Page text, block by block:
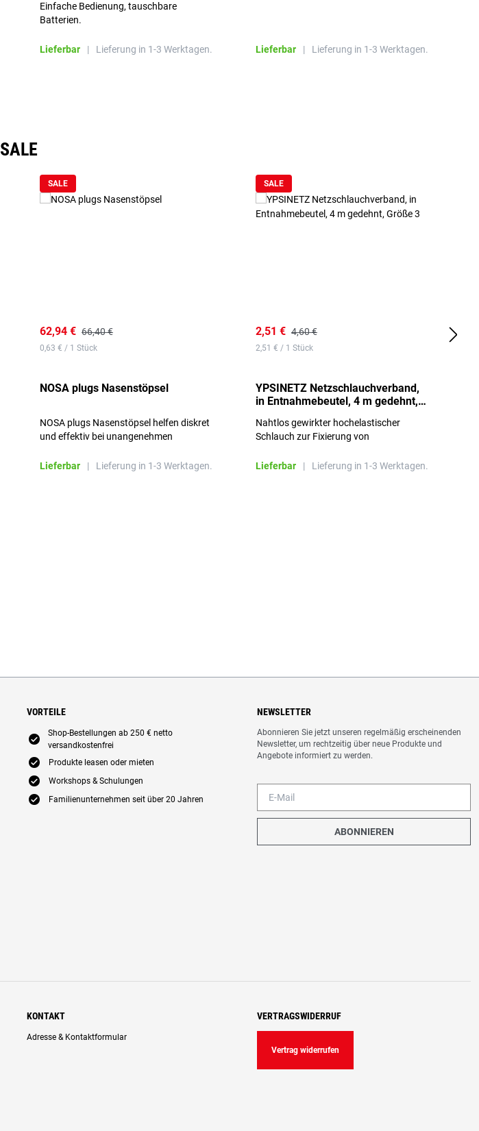
Einfache Bedienung, tauschbare
Batterien.
Lieferbar | Lieferung in 1-3 Werktagen. Lieferbar | Lieferung in 1-3 Werktagen.
SALE
SALE
62,94 € 66,40 €
0,63 € / 1 Stück
NOSA plugs Nasenstöpsel
NOSA plugs Nasenstöpsel helfen diskret
und effektiv bei unangenehmen
beeinträchtigen.
Lieferbar | Lieferung in 1-3 Werktagen.
SALE
2,51 € 4,60 €
2,51 € / 1 Stück
YPSINETZ Netzschlauchverband,
in Entnahmebeutel, 4 m gedehnt,
Nahtlos gewirkter hochelastischer
Schlauch zur Fixierung von
Lieferbar
| Lieferung in 1-3 Werktagen.
VORTEILE
E
Shop-Bestellungen ab 250 € netto
versandkostenfrei
E Produkte leasen oder mieten
E Workshops & Schulungen
E Familienunternehmen seit über 20 Jahren
NEWSLETTER
Abonnieren Sie jetzt unseren regelmäßig erscheinenden
Newsletter, um rechtzeitig über neue Produkte und
Angebote informiert zu werden.
ABONNIEREN
KONTAKT
Adresse & Kontaktformular
VERTRAGSWIDERRUF
Vertrag widerrufen